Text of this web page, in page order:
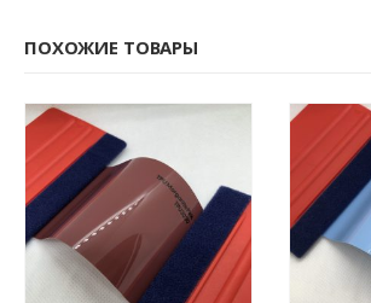
ПОХОЖИЕ ТОВАРЫ